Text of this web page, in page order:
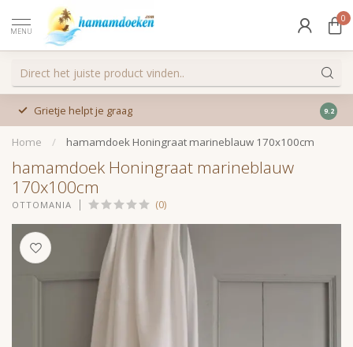
MENU
0
Grietje helpt je graag 9.2
Home / hamamdoek Honingraat marineblauw 170x100cm
hamamdoek Honingraat marineblauw
170x100cm
OTTOMANIA (0)